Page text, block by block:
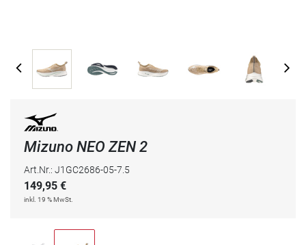
Mizuno NEO ZEN 2
Art.Nr.: J1GC2686-05-7.5
149,95 €
inkl. 19 % MwSt.